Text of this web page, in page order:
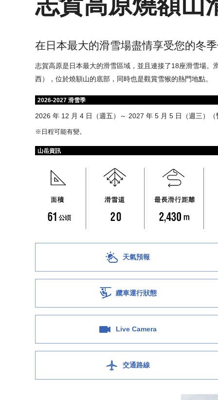
在日本最大的滑雪場盡情享受您的冬
志賀高原是日本最大的滑雪區域，並且連接了18座滑雪場
西），位於燒額山的底部，同時也是觀賞雪猴的熱門地點。
2026-2027 滑雪季
2026 年 12 月 4 日（週五）～ 2027 年 5 月 5 日（週三）（
※日程可能有變。
山岳資訊
天氣預報
纜車運行狀態
Live Camera
交通路線